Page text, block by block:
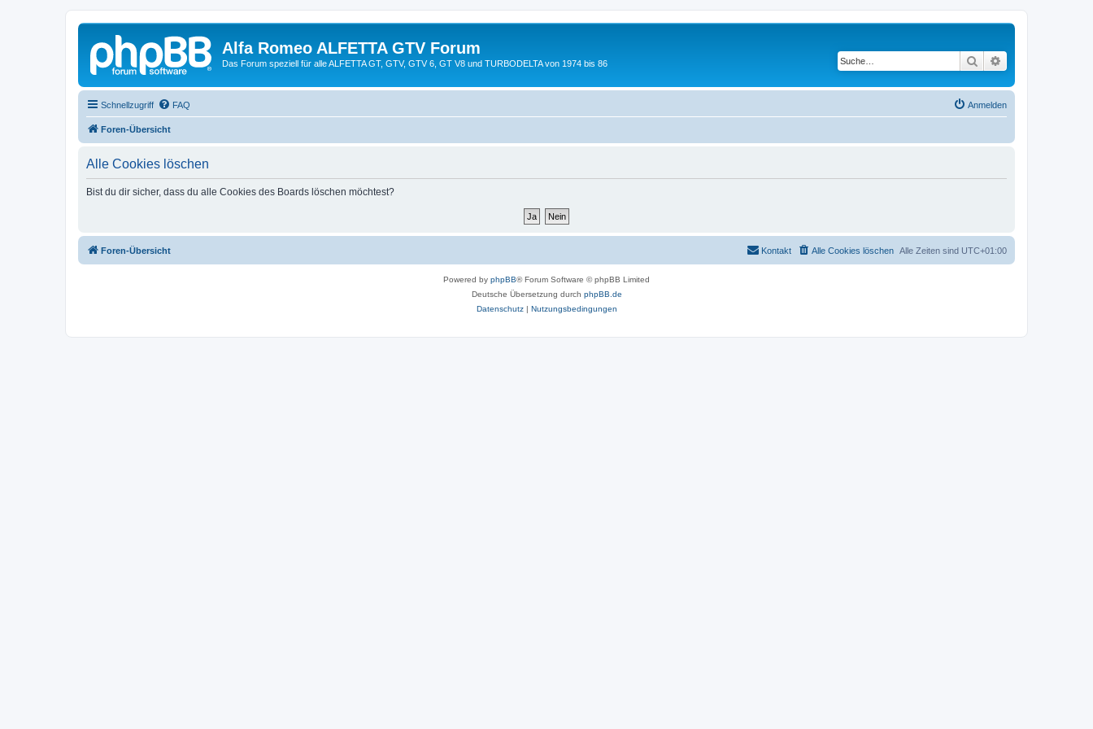
Alfa Romeo ALFETTA GTV Forum
Das Forum speziell für alle ALFETTA GT, GTV, GTV 6, GT V8 und TURBODELTA von 1974 bis 86 Suche
Schnellzugriff FAQ Anmelden
Foren-Übersicht
Alle Cookies löschen
Bist du dir sicher, dass du alle Cookies des Boards löschen möchtest?
Foren-Übersicht Alle Zeiten sind UTC+01:00
Alle Cookies löschen
Kontakt
Powered by phpBB® Forum Software © phpBB Limited
Deutsche Übersetzung durch phpBB.de
Datenschutz| Nutzungsbedingungen